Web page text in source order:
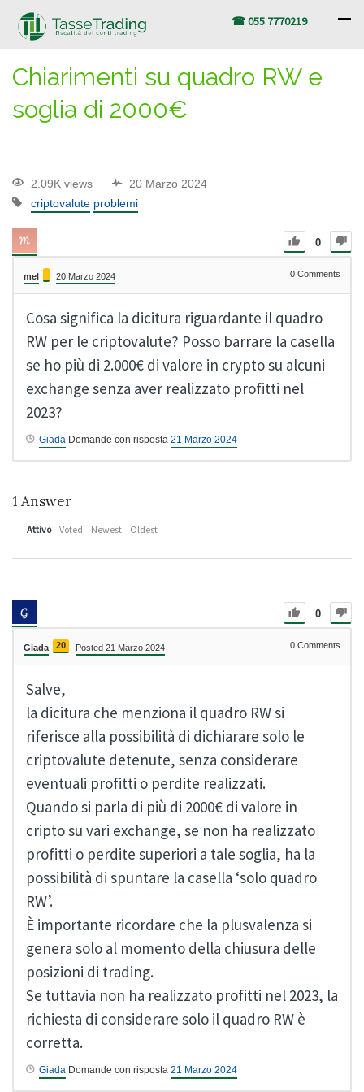
☎ 055 7770219
Chiarimenti su quadro RW e
soglia di 2000€
2.09K views
20 Marzo 2024
criptovalute problemi
0
mel 20 Marzo 2024 0 Comments
Cosa significa la dicitura riguardante il quadro
RW per le criptovalute? Posso barrare la casella
se ho più di 2.000€ di valore in crypto su alcuni
exchange senza aver realizzato profitti nel
2023?
Giada Domande con risposta 21 Marzo 2024
1 Answer
Attivo Voted Newest Oldest
0
Giada 20 Posted 21 Marzo 2024 0 Comments
Salve,
la dicitura che menziona il quadro RW si
riferisce alla possibilità di dichiarare solo le
criptovalute detenute, senza considerare
eventuali profitti o perdite realizzati.
Quando si parla di più di 2000€ di valore in
cripto su vari exchange, se non ha realizzato
profitti o perdite superiori a tale soglia, ha la
possibilità di spuntare la casella ‘solo quadro
RW’.
È importante ricordare che la plusvalenza si
genera solo al momento della chiusura delle
posizioni di trading.
Se tuttavia non ha realizzato profitti nel 2023, la
richiesta di considerare solo il quadro RW è
corretta.
Giada Domande con risposta 21 Marzo 2024